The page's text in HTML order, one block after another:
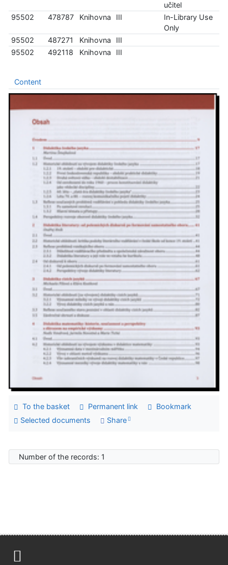
učitel
95502
478787 Knihovna III
In-Library Use
Only
95502
487271 Knihovna
III
95502
492118 Knihovna III
Content
To the basket Permanent link
Bookmark
Selected documents
Share
Number of the records: 1